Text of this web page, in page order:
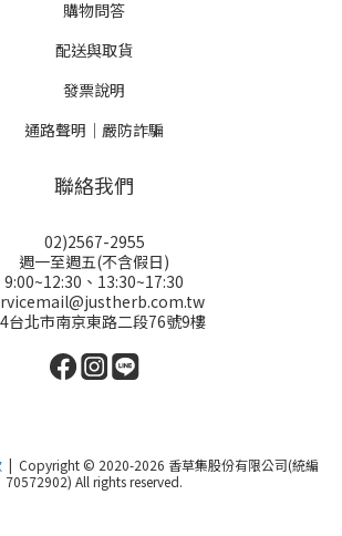
購物問答
配送與取貨
發票說明
通路聲明｜嚴防詐騙
聯絡我們
02)2567-2955
週一至週五(不含假日)
9:00~12:30、13:30~17:30
台北市南京東路二段76號9樓
| Copyright © 2020-2026 香草集股份有限公司(統編
70572902) All rights reserved.